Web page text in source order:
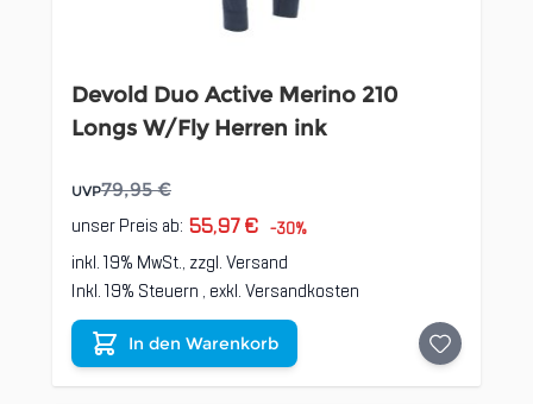
Devold Duo Active Merino 210
Longs W/Fly Herren ink
UVP79,95 €
unser Preis ab: 55,97 € -30%
inkl. 19% MwSt., zzgl.Versand
Inkl. 19% Steuern , exkl.Versandkosten
In den Warenkorb